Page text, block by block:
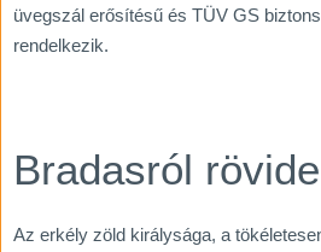
üvegszál erősítésű és TÜV GS
rendelkezik.
Bradasról
Az erkély zöld királysága, a